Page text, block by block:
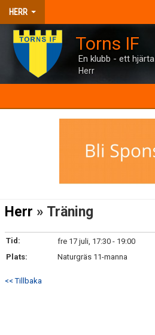
HERR
Torns IF
En klubb - ett hjärta
Herr
ÅRETS TORNARE
Herr » Träning
Tid:
fre 17 juli, 17:30 - 19:00
Plats:
Naturgräs 11-manna
<< Tillbaka